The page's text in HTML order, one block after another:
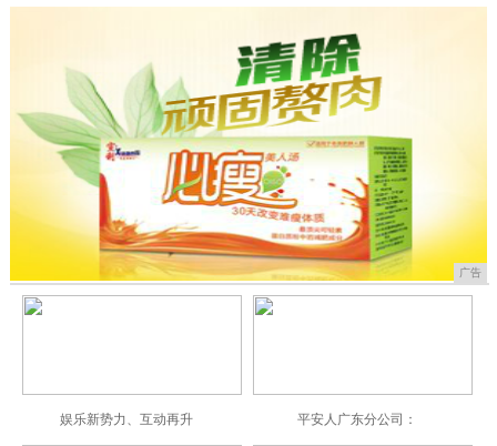
广告
娱乐新势力、互动再升 平安人广东分公司：